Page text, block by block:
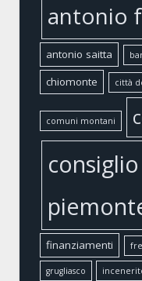
antonio
antonio saitta
chiomonte città
comuni montani
finanziamenti
grugliasco